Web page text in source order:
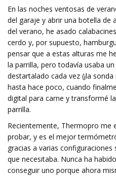
En las noches ventosas de
del garaje y abrir una botella de
del verano, he asado
cerdo y, por supuesto,
pensar que a estas alturas me
la parrilla, pero todavía usaba
destartalado cada vez (¡la
hasta hace poco, cuando
digital para carne y transformé
parrilla.
Recientemente, Thermopro me
probar, y es el mejor
gracias a varias
que necesitaba. Nunca ha
conseguir uno porque ahora